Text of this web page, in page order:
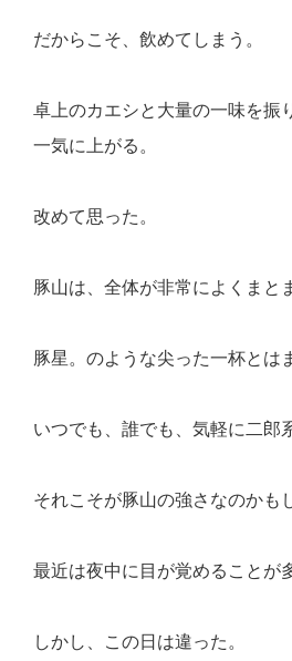
だからこそ、飲めてしまう。
卓上のカエシと大量の一味を振
一気に上がる。
改めて思った。
豚山は、全体が非常によくまと
豚星。のような尖った一杯とは
いつでも、誰でも、気軽に二郎
それこそが豚山の強さなのかも
最近は夜中に目が覚めることが
しかし、この日は違った。